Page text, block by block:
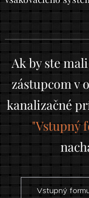
Ak by ste
zástupcom v
kanalizačné
"Vstupný
Vstupný